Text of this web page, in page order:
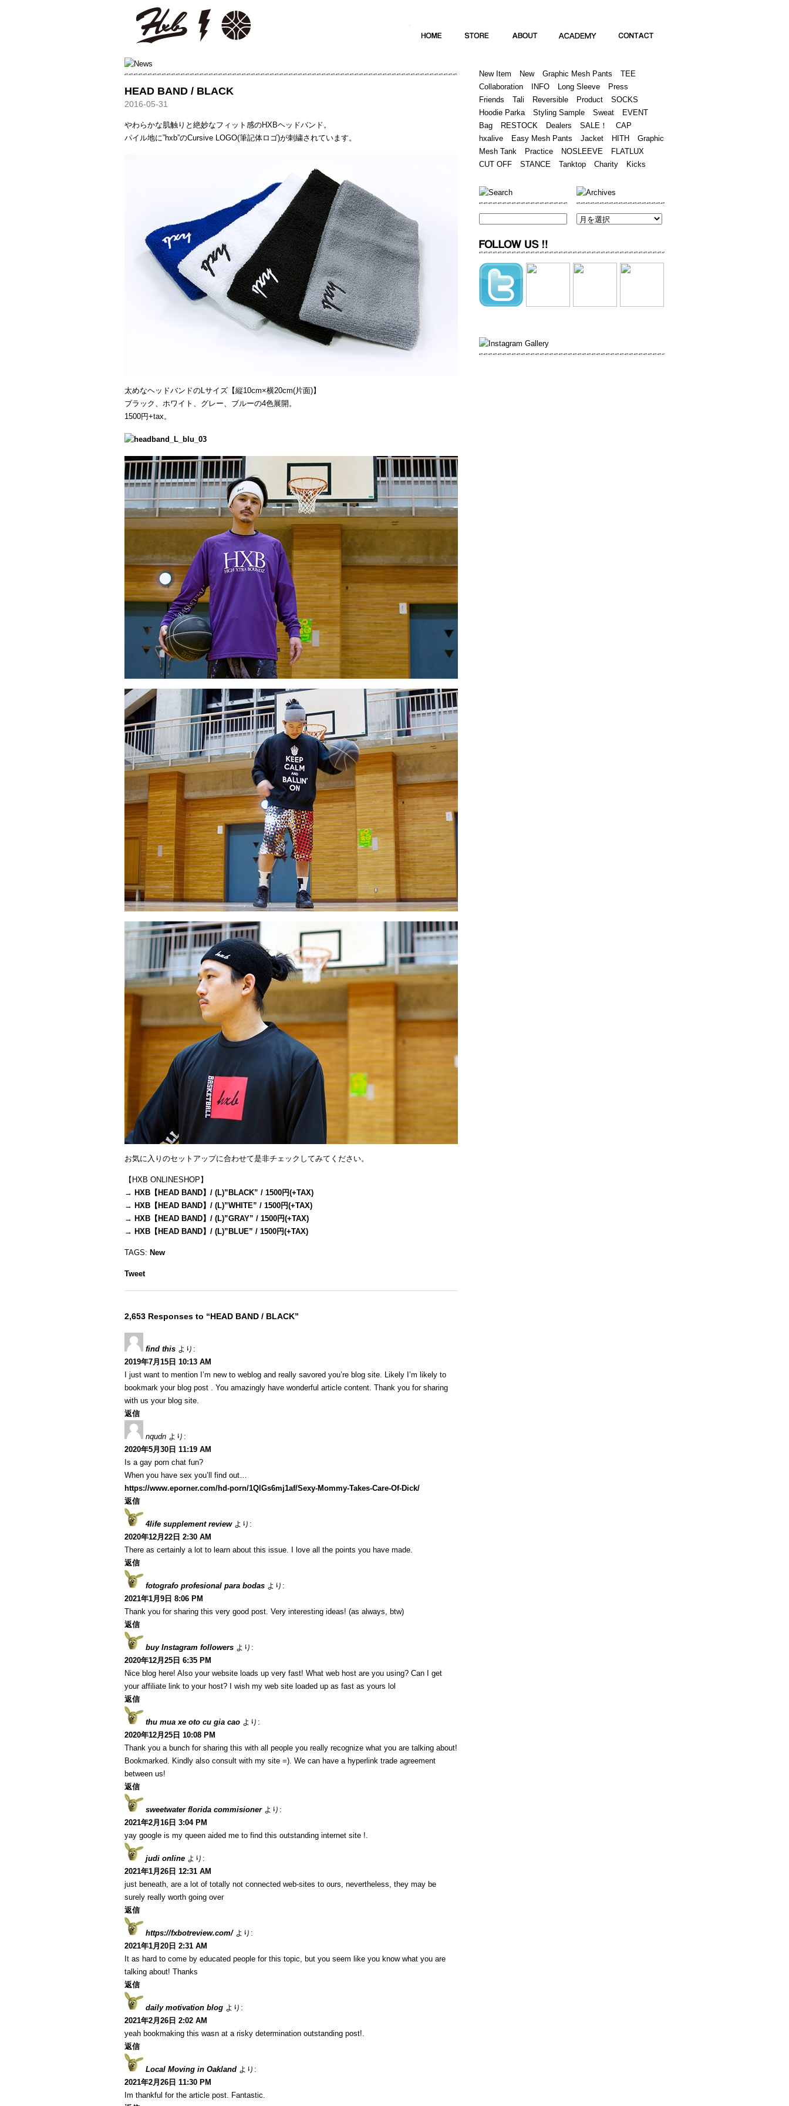
HEAD BAND / BLACK
2016-05-31
やわらかな肌触りと絶妙なフィット感のHXBヘッドバンド。
パイル地に”hxb”のCursive LOGO(筆記体ロゴ)が刺繍されています。
太めなヘッドバンドのLサイズ【縦10cm×横20cm(片面)】
ブラック、ホワイト、グレー、ブルーの4色展開。
1500円+tax。
お気に入りのセットアップに合わせて是非チェックしてみてください。
【HXB ONLINESHOP】
→ HXB【HEAD BAND】/ (L)”BLACK” / 1500円(+TAX)
→ HXB【HEAD BAND】/ (L)”WHITE” / 1500円(+TAX)
→ HXB【HEAD BAND】/ (L)”GRAY” / 1500円(+TAX)
→ HXB【HEAD BAND】/ (L)”BLUE” / 1500円(+TAX)
TAGS: New
Tweet
2,653 Responses to “HEAD BAND / BLACK”
find this より:
2019年7月15日 10:13 AM
I just want to mention I’m new to weblog and really savored you’re blog site. Likely I’m likely to
bookmark your blog post . You amazingly have wonderful article content. Thank you for sharing
with us your blog site.
返信
nqudn より:
2020年5月30日 11:19 AM
Is a gay porn chat fun?
When you have sex you’ll find out…
https://www.eporner.com/hd-porn/1QlGs6mj1af/Sexy-Mommy-Takes-Care-Of-Dick/
返信
4life supplement review より:
2020年12月22日 2:30 AM
There as certainly a lot to learn about this issue. I love all the points you have made.
返信
fotografo profesional para bodas より:
2021年1月9日 8:06 PM
Thank you for sharing this very good post. Very interesting ideas! (as always, btw)
返信
buy Instagram followers より:
2020年12月25日 6:35 PM
Nice blog here! Also your website loads up very fast! What web host are you using? Can I get
your affiliate link to your host? I wish my web site loaded up as fast as yours lol
返信
thu mua xe oto cu gia cao より:
2020年12月25日 10:08 PM
Thank you a bunch for sharing this with all people you really recognize what you are talking about!
Bookmarked. Kindly also consult with my site =). We can have a hyperlink trade agreement
between us!
返信
sweetwater florida commisioner より:
2021年2月16日 3:04 PM
yay google is my queen aided me to find this outstanding internet site !.
judi online より:
2021年1月26日 12:31 AM
just beneath, are a lot of totally not connected web-sites to ours, nevertheless, they may be
surely really worth going over
返信
https://fxbotreview.com/ より:
2021年1月20日 2:31 AM
It as hard to come by educated people for this topic, but you seem like you know what you are
talking about! Thanks
返信
daily motivation blog より:
2021年2月26日 2:02 AM
yeah bookmaking this wasn at a risky determination outstanding post!.
返信
Local Moving in Oakland より:
2021年2月26日 11:30 PM
Im thankful for the article post. Fantastic.
New Item New Graphic Mesh Pants
TEE
Collaboration
INFO Long Sleeve
Press
Friends
Tali Reversible Product
SOCKS
Hoodie Parka
Styling Sample Sweat
EVENT
Bag
RESTOCK Dealers SALE！
CAP
hxalive
Easy Mesh Pants Jacket HITH
Graphic
Mesh Tank
Practice NOSLEEVE
FLATLUX
CUT OFF
STANCE Tanktop Charity Kicks